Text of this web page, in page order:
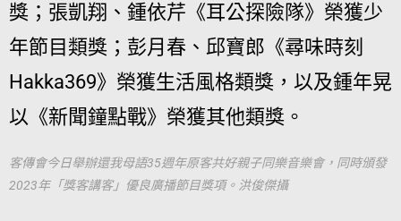
獎；張凱翔、鍾依芹《耳公探險隊》榮獲少
年節目類獎；彭月春、邱寶郎《尋味時刻
Hakka369》榮獲生活風格類獎，以及鍾年晃
以《新聞鐘點戰》榮獲其他類獎。
客傳會今日舉辦還我母語35週年原客共好親子同樂音樂會，同時頒發
2023年「獎客講客」優良廣播節目獎項。洪俊傑攝